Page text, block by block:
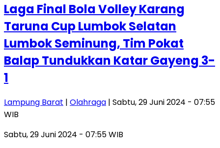
Laga Final Bola Volley Karang
Taruna Cup Lumbok Selatan
Lumbok Seminung, Tim Pokat
Balap Tundukkan Katar Gayeng 3-
1
Lampung Barat | Olahraga | Sabtu, 29 Juni 2024 - 07:55
WIB
Sabtu, 29 Juni 2024 - 07:55 WIB